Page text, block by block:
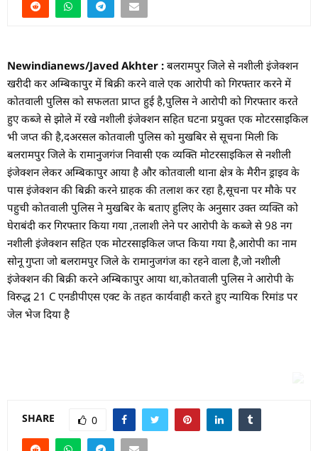
Newindianews/Javed Akhter : बलरामपुर जिले से नशीली इंजेक्शन
खरीदी कर अम्बिकापुर में बिक्री करने वाले एक आरोपी को गिरफ्तार करने में
कोतवाली पुलिस को सफलता प्राप्त हुई है,पुलिस ने आरोपी को गिरफ्तार करते
हुए कब्जे से झोले में रखे नशीली इंजेक्शन सहित घटना प्रयुक्त एक मोटरसाइकिल
भी जप्त की है,दअरसल कोतवाली पुलिस को मुखबिर से सूचना मिली कि
बलरामपुर जिले के रामानुजगंज निवासी एक व्यक्ति मोटरसाइकिल से नशीली
इंजेक्शन लेकर अम्बिकापुर आया है और कोतवाली थाना क्षेत्र के मैरीन ड्राइव के
पास इंजेक्शन की बिक्री करने ग्राहक की तलाश कर रहा है,सूचना पर मौके पर
पहुची कोतवाली पुलिस ने मुखबिर के बताए हुलिए के अनुसार उक्त व्यक्ति को
घेराबंदी कर गिरफ्तार किया गया ,तलाशी लेने पर आरोपी के कब्जे से 98 नग
नशीली इंजेक्शन सहित एक मोटरसाइकिल जप्त किया गया है,आरोपी का नाम
सोनू गुप्ता जो बलरामपुर जिले के रामानुजगंज का रहने वाला है,जो नशीली
इंजेक्शन की बिक्री करने अम्बिकापुर आया था,कोतवाली पुलिस ने आरोपी के
विरुद्ध 21 C एनडीपीएस एक्ट के तहत कार्यवाही करते हुए न्यायिक रिमांड पर
जेल भेज दिया है
SHARE 0